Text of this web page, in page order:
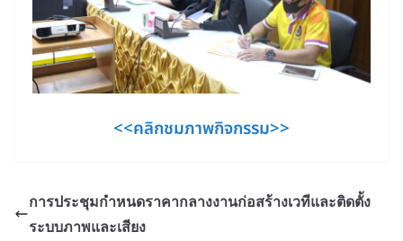
<<คลิกชมภาพกิจกรรม>>
การประชุมกำหนดราคากลางงานก่อสร้างเวทีและติดตั้ง
ระบบภาพและเสียง